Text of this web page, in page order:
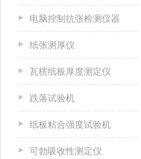
电脑控制抗张检测仪器
纸张测厚仪
瓦楞纸板厚度测定仪
跌落试验机
纸板粘合强度试验机
可勃吸收性测定仪